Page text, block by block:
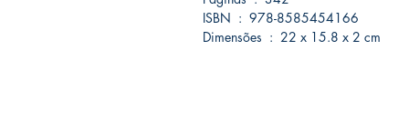
ISBN ‏ : ‎ 978-8585454166
Dimensões ‏ : ‎ 22 x 15.8 x 2 cm